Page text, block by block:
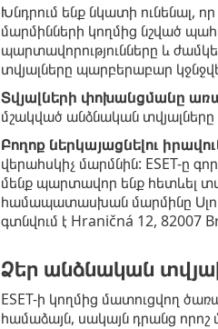
Խնդրում ենք նկատի ունենալ,
մարմինների կողմից նշված
պարտավորությունները և
տվյալները պարբերաբար
Տվյալների փոխանցմանը
մշակված անձնական
Բողոք ներկայացնելու
վերահսկիչ մարմնին: ESET-ը
մենք պարտավոր ենք հետևել
համապատասխան մարմինը
գտնվում է Hraničná 12, 82007
Ձեր անձնական
ESET-ի կողմից մատուցվող
համաձայն, սակայն դրանց որոշ